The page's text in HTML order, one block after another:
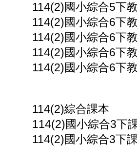
114(2)國小綜合5下
114(2)國小綜合6下
114(2)國小綜合6下
114(2)國小綜合6下
114(2)國小綜合6下
114(2)綜合課本
114(2)國小綜合3下
114(2)國小綜合3下